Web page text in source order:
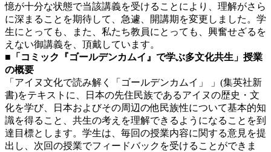
憶が十分な状態で当該講義を受けることにより、理解がさら
に深まることを期待して、急遽、開講期を変更しました。学
生にとっても、また、私たち教員にとっても、興奮せざるを
えない御講義を、頂戴しています。
■「コミック『ゴールデンカムイ』で学ぶ多文化共生」授業
の概要
「アイヌ文化で読み解く「ゴールデンカムイ」 」(集英社新
書)をテキストに、日本の先住民族であるアイヌの歴史・文
化を学び、日本およびその周辺の他民族性について基本的知
識を得ること、共生の考えを理解できるようになることを到
達目標とします。学生は、毎回の授業内容に関する意見を提
出し、次回の授業でフィードバックを受けることができま